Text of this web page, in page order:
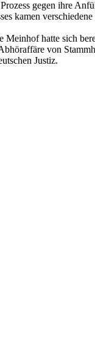
gegen ihre
kamen
Meinhof hatte sich
von
Justiz.